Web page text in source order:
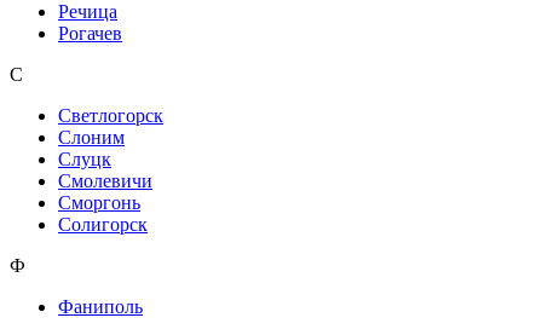
Речица
Рогачев
С
Светлогорск
Слоним
Слуцк
Смолевичи
Сморгонь
Солигорск
Ф
Фаниполь